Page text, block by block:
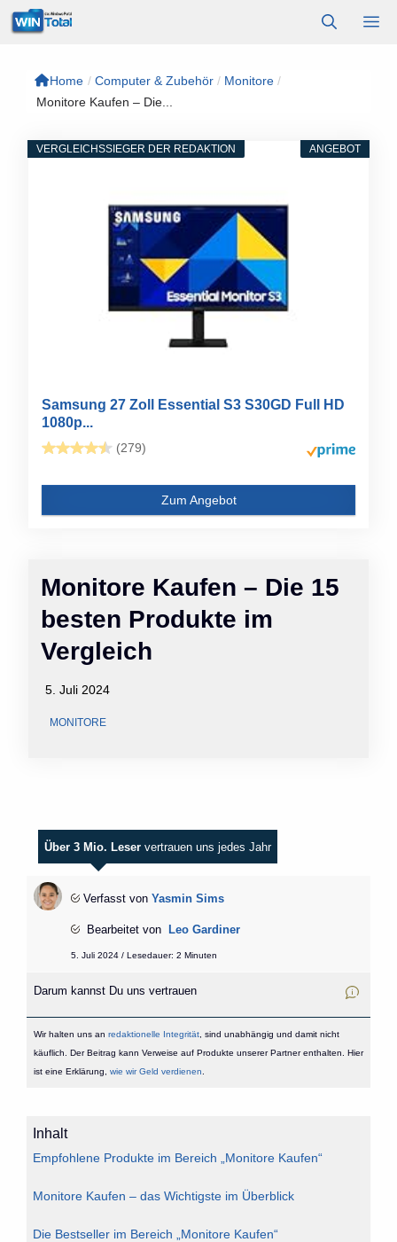
Zum
Inhalt
Home / Computer & Zubehör / Monitore /
Monitore Kaufen – Die...
Monitore Kaufen – Die 15
besten Produkte im
Vergleich
5. Juli 2024
MONITORE
ANGEBOT
VERGLEICHSSIEGER DER REDAKTION
Samsung 27 Zoll Essential S3 S30GD Full HD
1080p...
(279)
Zum Angebot
Über 3 Mio. Leser vertrauen uns jedes Jahr
Verfasst von Yasmin Sims
Bearbeitet von Leo Gardiner
5. Juli 2024 / Lesedauer: 2 Minuten
Darum kannst Du uns vertrauen
Wir halten uns an redaktionelle Integrität, sind unabhängig und damit nicht
käuflich. Der Beitrag kann Verweise auf Produkte unserer Partner enthalten. Hier
ist eine Erklärung, wie wir Geld verdienen
Inhalt
Empfohlene Produkte im Bereich „Monitore Kaufen“
Monitore Kaufen – das Wichtigste im Überblick
Die Bestseller im Bereich „Monitore Kaufen“